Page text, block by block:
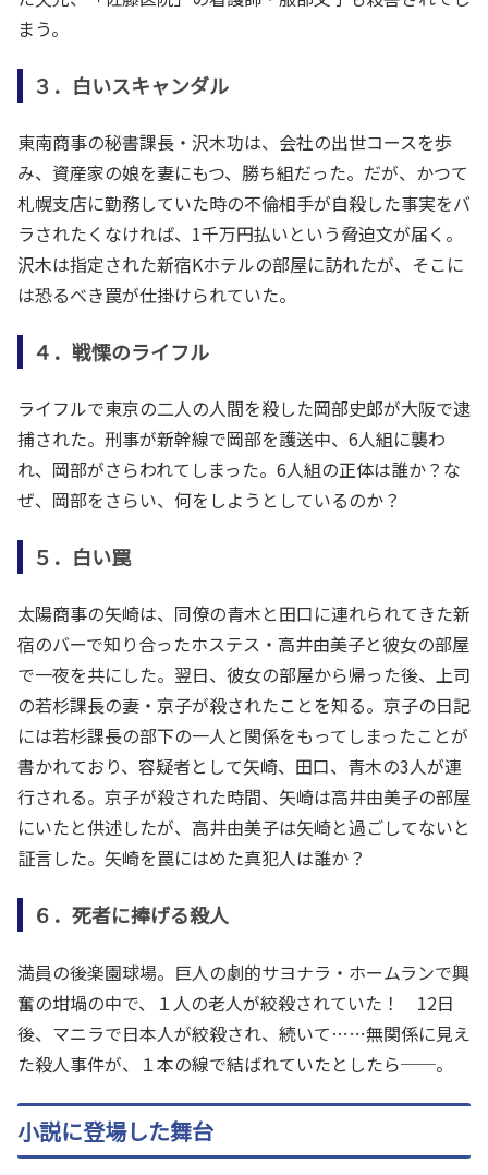
まう。
３．白いスキャンダル
東南商事の秘書課長・沢木功は、会社の出世コースを歩
み、資産家の娘を妻にもつ、勝ち組だった。だが、かつて
札幌支店に勤務していた時の不倫相手が自殺した事実をバ
ラされたくなければ、1千万円払いという脅迫文が届く。
沢木は指定された新宿Kホテルの部屋に訪れたが、そこに
は恐るべき罠が仕掛けられていた。
４．戦慄のライフル
ライフルで東京の二人の人間を殺した岡部史郎が大阪で逮
捕された。刑事が新幹線で岡部を護送中、6人組に襲わ
れ、岡部がさらわれてしまった。6人組の正体は誰か？な
ぜ、岡部をさらい、何をしようとしているのか？
５．白い罠
太陽商事の矢崎は、同僚の青木と田口に連れられてきた新
宿のバーで知り合ったホステス・高井由美子と彼女の部屋
で一夜を共にした。翌日、彼女の部屋から帰った後、上司
の若杉課長の妻・京子が殺されたことを知る。京子の日記
には若杉課長の部下の一人と関係をもってしまったことが
書かれており、容疑者として矢崎、田口、青木の3人が連
行される。京子が殺された時間、矢崎は高井由美子の部屋
にいたと供述したが、高井由美子は矢崎と過ごしてないと
証言した。矢崎を罠にはめた真犯人は誰か？
６．死者に捧げる殺人
満員の後楽園球場。巨人の劇的サヨナラ・ホームランで興
奮の坩堝の中で、１人の老人が絞殺されていた！ 12日
後、マニラで日本人が絞殺され、続いて……無関係に見え
た殺人事件が、１本の線で結ばれていたとしたら──。
小説に登場した舞台